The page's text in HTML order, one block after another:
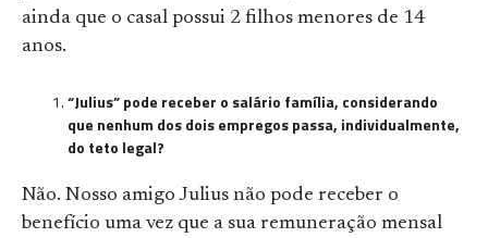
ainda que o casal possui 2 filhos menores de 14
anos.
“Julius” pode receber o salário família, considerando
que nenhum dos dois empregos passa, individualmente,
do teto legal?
Não. Nosso amigo Julius não pode receber o
benefício uma vez que a sua remuneração mensal